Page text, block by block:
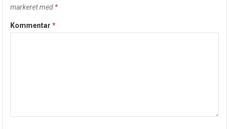
markeret med *
Kommentar*